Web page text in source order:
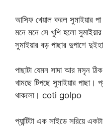
আসিফ খেয়াল করল সুমাইয়ার
মনে মনে সে খুশি হলো
সুমাইয়ার বড় পাছার দুপাশে
পাছাটা যেমন সাদা আর মসৃন
খামছে টিপছে সুমাইয়ার পাছা।
থাকলো। coti golpo
প্যান্টিটা এক সাইডে সরিয়ে